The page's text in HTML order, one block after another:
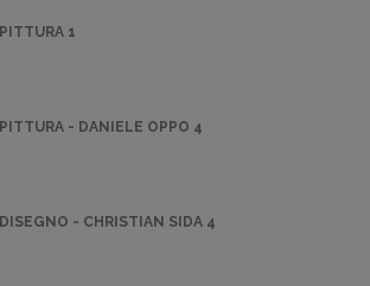
PITTURA 1
PITTURA - DANIELE OPPO 4
DISEGNO - CHRISTIAN SIDA 4